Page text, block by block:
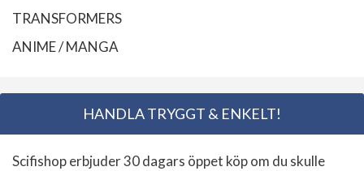
TRANSFORMERS
ANIME / MANGA
HANDLA TRYGGT & ENKELT!
Scifishop erbjuder 30 dagars öppet köp om du skulle